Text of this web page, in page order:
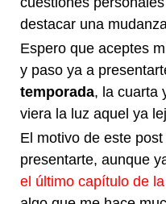
destacar una
Espero que aceptes
y paso ya a
temporada, la cuarta
viera la luz aquel ya
El motivo de este
presentarte, aunque
el último capítulo de